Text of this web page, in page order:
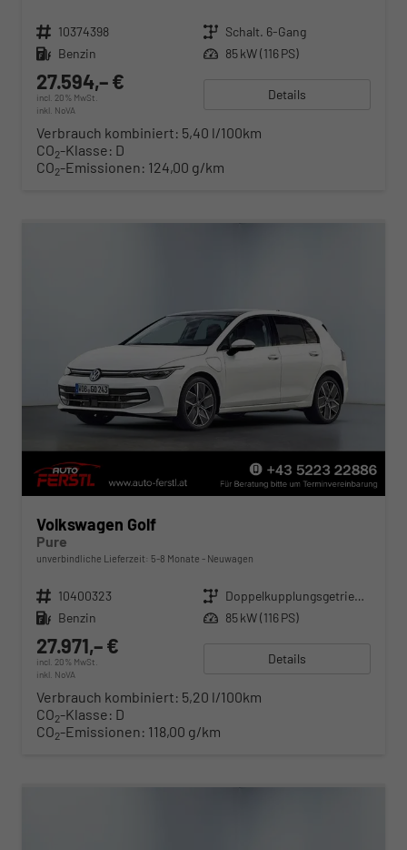
Fahrzeugnr. 10374398 Getriebe Schalt. 6-Gang
Kraftstoff Benzin Leistung 85 kW (116 PS)
27.594,– €
incl. 20% MwSt.
inkl. NoVA
Details
Verbrauch kombiniert: 5,40 l/100km
CO2-Klasse: D
CO2-Emissionen: 124,00 g/km
Volkswagen Golf
Pure
unverbindliche Lieferzeit: 5-8 Monate Neuwagen
Fahrzeugnr. 10400323 Getriebe
Doppelkupplungsgetriebe (DSG)
Kraftstoff Benzin Leistung 85 kW (116 PS)
27.971,– €
incl. 20% MwSt.
inkl. NoVA
Details
Verbrauch kombiniert: 5,20 l/100km
CO2-Klasse: D
CO2-Emissionen: 118,00 g/km